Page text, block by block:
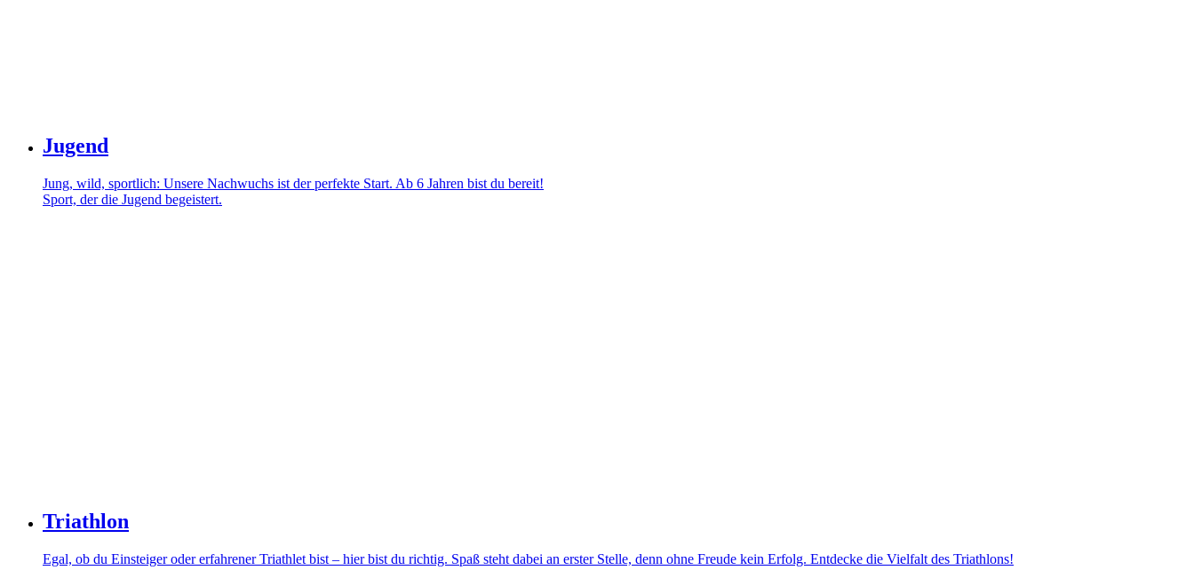
Jugend
Jung, wild, sportlich: Unsere Nachwuchs ist der perfekte Start. Ab 6 Jahren bist du bereit!
Sport, der die Jugend begeistert.
Triathlon
Egal, ob du Einsteiger oder erfahrener Triathlet bist – hier bist du richtig. Spaß steht dabei an erster Stelle, denn ohne Freude kein Erfolg. Entdecke die Vielfalt des Triathlons!